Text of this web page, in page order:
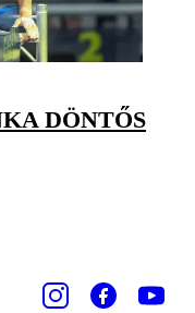
DÖNTŐS